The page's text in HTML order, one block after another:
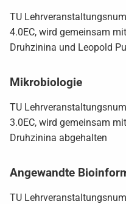
TU
4.0EC, wird gemeinsam
Druhzinina und Leopold
Mikrobiologie
TU
3.0EC, wird gemeinsam
Druhzinina abgehalten
Angewandte
TU